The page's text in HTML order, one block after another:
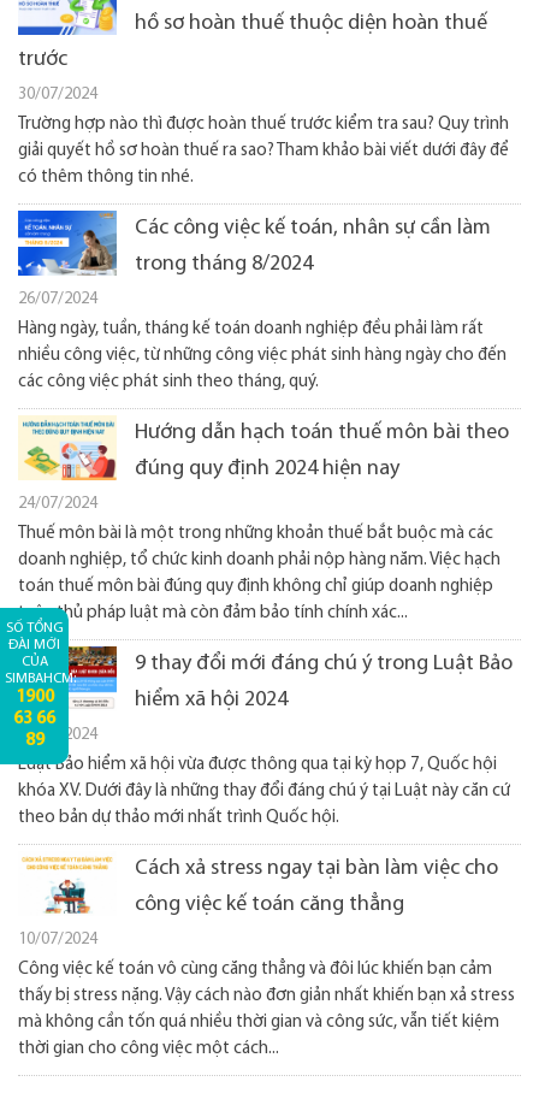
hồ sơ hoàn thuế thuộc diện hoàn thuế
trước
30/07/2024
Trường hợp nào thì được hoàn thuế trước kiểm tra sau? Quy trình
giải quyết hồ sơ hoàn thuế ra sao? Tham khảo bài viết dưới đây để
có thêm thông tin nhé.
Các công việc kế toán, nhân sự cần làm
trong tháng 8/2024
26/07/2024
Hàng ngày, tuần, tháng kế toán doanh nghiệp đều phải làm rất
nhiều công việc, từ những công việc phát sinh hàng ngày cho đến
các công việc phát sinh theo tháng, quý.
Hướng dẫn hạch toán thuế môn bài theo
đúng quy định 2024 hiện nay
24/07/2024
Thuế môn bài là một trong những khoản thuế bắt buộc mà các
doanh nghiệp, tổ chức kinh doanh phải nộp hàng năm. Việc hạch
toán thuế môn bài đúng quy định không chỉ giúp doanh nghiệp
tuân thủ pháp luật mà còn đảm bảo tính chính xác...
9 thay đổi mới đáng chú ý trong Luật Bảo
hiểm xã hội 2024
18/07/2024
Luật Bảo hiểm xã hội vừa được thông qua tại kỳ họp 7, Quốc hội
khóa XV. Dưới đây là những thay đổi đáng chú ý tại Luật này căn cứ
theo bản dự thảo mới nhất trình Quốc hội.
Cách xả stress ngay tại bàn làm việc cho
công việc kế toán căng thẳng
10/07/2024
Công việc kế toán vô cùng căng thẳng và đôi lúc khiến bạn cảm
thấy bị stress nặng. Vậy cách nào đơn giản nhất khiến bạn xả stress
mà không cần tốn quá nhiều thời gian và công sức, vẫn tiết kiệm
thời gian cho công việc một cách...
SỐ TỔNG
ĐÀI MỚI
CỦA
SIMBAHCM:
1900
63 66
89